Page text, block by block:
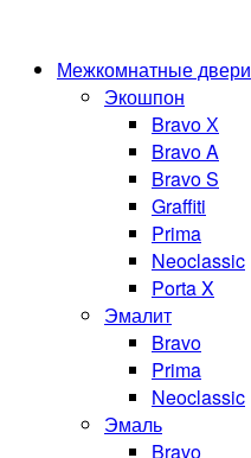
Межкомнатные двери
Экошпон
Bravo Х
Bravo A
Bravo S
Graffiti
Prima
Neoclassic
Porta X
Эмалит
Bravo
Prima
Neoclassic
Эмаль
Bravo